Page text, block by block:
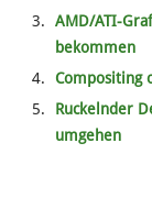
AMD/ATI-
bekommen
Compositing
Ruckelnder
umgehen